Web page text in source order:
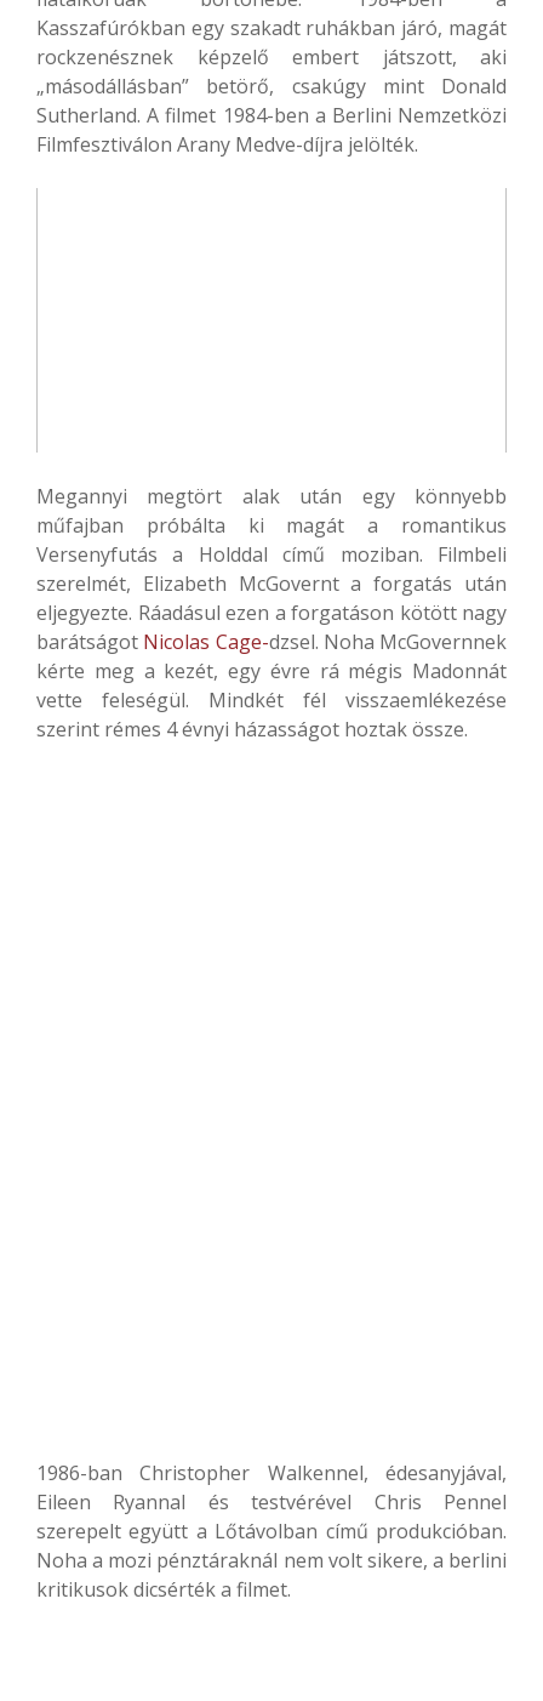
Kasszafúrókban egy szakadt ruhákban járó, magát
rockzenésznek képzelő embert játszott, aki
„másodállásban” betörő, csakúgy mint Donald
Sutherland. A filmet 1984-ben a Berlini Nemzetközi
Filmfesztiválon Arany Medve-díjra jelölték.
Megannyi megtört alak után egy könnyebb
műfajban próbálta ki magát a romantikus
Versenyfutás a Holddal című moziban. Filmbeli
szerelmét, Elizabeth McGovernt a forgatás után
eljegyezte. Ráadásul ezen a forgatáson kötött nagy
barátságot Nicolas Cage-dzsel. Noha McGovernnek
kérte meg a kezét, egy évre rá mégis Madonnát
vette feleségül. Mindkét fél visszaemlékezése
szerint rémes 4 évnyi házasságot hoztak össze.
1986-ban Christopher Walkennel, édesanyjával,
Eileen Ryannal és testvérével Chris Pennel
szerepelt együtt a Lőtávolban című produkcióban.
Noha a mozi pénztáraknál nem volt sikere, a berlini
kritikusok dicsérték a filmet.